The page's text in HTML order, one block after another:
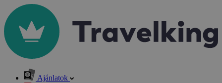
Ajánlatok